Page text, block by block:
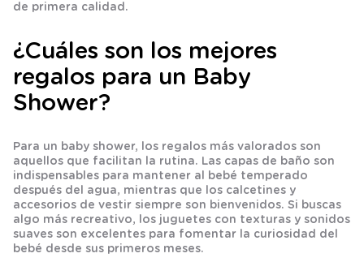
de primera calidad.
¿Cuáles son los mejores
regalos para un Baby
Shower?
Para un baby shower, los regalos más valorados son
aquellos que facilitan la rutina. Las capas de baño son
indispensables para mantener al bebé temperado
después del agua, mientras que los calcetines y
accesorios de vestir siempre son bienvenidos. Si buscas
algo más recreativo, los juguetes con texturas y sonidos
suaves son excelentes para fomentar la curiosidad del
bebé desde sus primeros meses.